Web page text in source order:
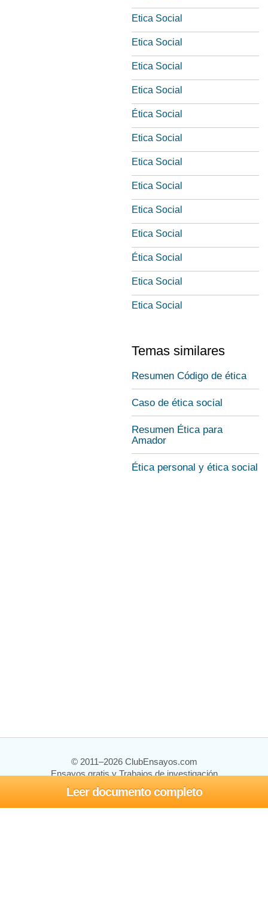
Leer documento completo
Etica Social
Etica Social
Etica Social
Etica Social
Ética Social
Etica Social
Etica Social
Etica Social
Etica Social
Etica Social
Ética Social
Etica Social
Etica Social
Temas similares
Resumen Código de ética
Caso de ética social
Resumen Ética para
Amador
Ética personal y ética social
© 2011–2026 ClubEnsayos.com
Ensayos gratis y Trabajos de investigación